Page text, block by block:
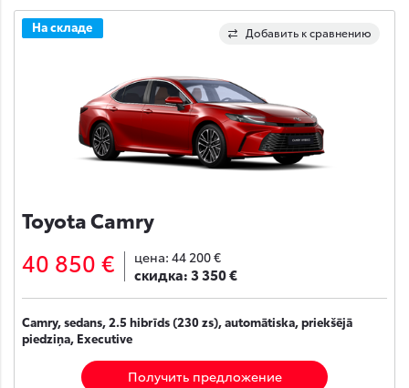
Добавить к сравнению
На складе
Toyota Camry
40 850 € цена: 44 200 €
скидка:3 350 €
Camry, sedans, 2.5 hibrīds (230 zs), automātiska, priekšējā
piedziņa, Executive
Получить предложение